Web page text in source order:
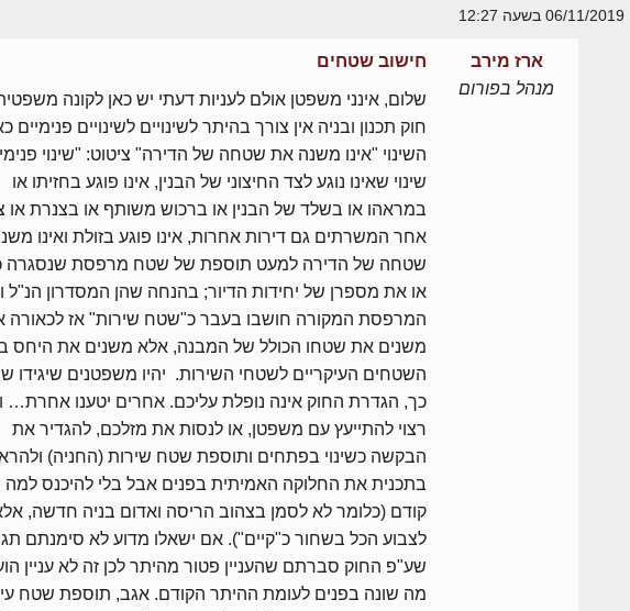
06/11/2019 בשעה 12:27
ארז מירב
מנהל בפורום
חישוב שטחים
שלום, אינני משפטן אולם לעניות דעתי יש כאן לקונה
חוק תכנון ובניה אין צורך בהיתר לשינויים לשינויים פנימיים
השינוי "אינו משנה את שטחה של הדירה" ציטוט: "שינוי
שינוי שאינו נוגע לצד החיצוני של הבנין, אינו פוגע בחזיתו או
במראהו או בשלד של הבנין או ברכוש משותף או בצנרת או
אחר המשרתים גם דירות אחרות, אינו פוגע בזולת ואינו
שטחה של הדירה למעט תוספת של שטח מרפסת שנסגרה
או את מספרן של יחידות הדיור; בהנחה שהן המסדרון הנ"ל
המרפסת המקורה חושבו בעבר כ"שטח שירות" אז לכאורה
משנים את שטחו הכולל של המבנה, אלא משנים את היחס
השטחים העיקריים לשטחי השירות. יהיו משפטנים שיגידו
כך, הגדרת החוק אינה נופלת עליכם. אחרים יטענו אחרת…
רצוי להתייעץ עם משפטן, או לנסות את מזלכם, להגדיר את
הבקשה כשינוי בפתחים ותוספת שטח שירות (החניה)
בתכנית את החלוקה האמיתית בפנים אבל בלי להיכנס למה
קודם (כלומר לא לסמן בצהוב הריסה ואדום בניה חדשה,
לצבוע הכל בשחור כ"קיים"). אם ישאלו מדוע לא סימנתם
שע"פ החוק סברתם שהעניין פטור מהיתר לכן זה לא עניין
מה שונה בפנים לעומת ההיתר הקודם. אגב, תוספת שטח